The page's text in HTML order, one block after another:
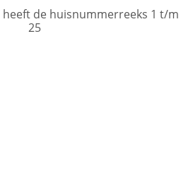
heeft de huisnummerreeks 1 t/m
25